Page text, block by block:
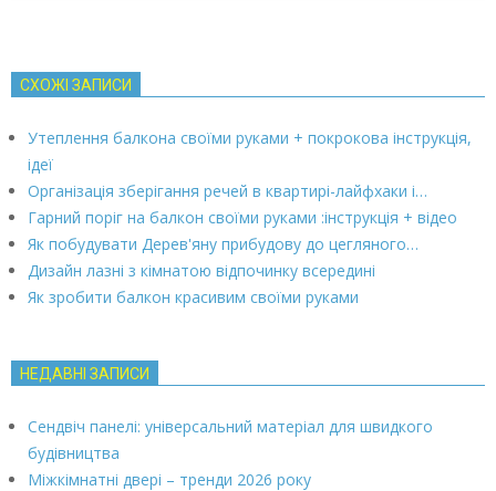
СХОЖІ ЗАПИСИ
Утеплення балкона своїми руками + покрокова інструкція,
ідеї
Організація зберігання речей в квартирі-лайфхаки і…
Гарний поріг на балкон своїми руками :інструкція + відео
Як побудувати Дерев'яну прибудову до цегляного…
Дизайн лазні з кімнатою відпочинку всередині
Як зробити балкон красивим своїми руками
НЕДАВНІ ЗАПИСИ
Сендвіч панелі: універсальний матеріал для швидкого
будівництва
Міжкімнатні двері – тренди 2026 року